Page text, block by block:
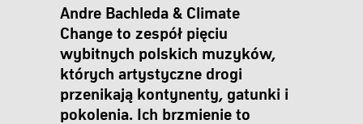
Andre Bachleda & Climate
Change to zespół pięciu
wybitnych polskich muzyków,
których artystyczne drogi
przenikają kontynenty, gatunki i
pokolenia. Ich brzmienie to